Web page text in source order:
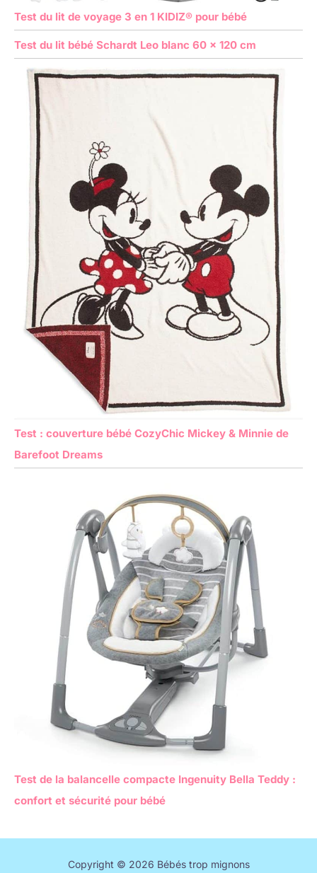
Test du lit de voyage 3 en 1 KIDIZ® pour bébé
Test du lit bébé Schardt Leo blanc 60 x 120 cm
Test : couverture bébé CozyChic Mickey & Minnie de
Barefoot Dreams
Test de la balancelle compacte Ingenuity Bella Teddy :
confort et sécurité pour bébé
Copyright © 2026 Bébés trop mignons